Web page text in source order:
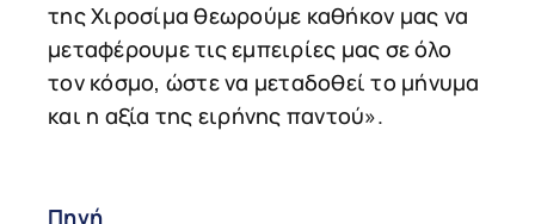
της Χιροσίμα θεωρούμε καθήκον μας να
μεταφέρουμε τις εμπειρίες μας σε όλο
τον κόσμο, ώστε να μεταδοθεί το μήνυμα
και η αξία της ειρήνης παντού».
Πηγή